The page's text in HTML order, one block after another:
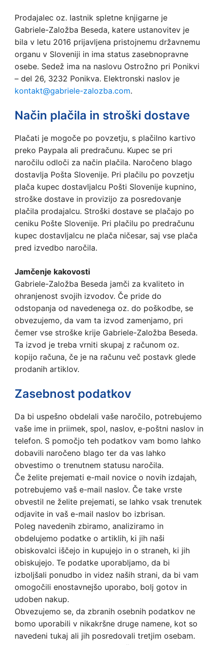
Prodajalec oz. lastnik spletne knjigarne je
Gabriele-Založba Beseda, katere ustanovitev je
bila v letu 2016 prijavljena pristojnemu državnemu
organu v Sloveniji in ima status zasebnopravne
osebe. Sedež ima na naslovu Ostrožno pri Ponikvi
– del 26, 3232 Ponikva. Elektronski naslov je
kontakt@gabriele-zalozba.com.
Način plačila in stroški dostave
Plačati je mogoče po povzetju, s plačilno kartivo
preko Paypala ali predračunu. Kupec se pri
naročilu odloči za način plačila. Naročeno blago
dostavlja Pošta Slovenije. Pri plačilu po povzetju
plača kupec dostavljalcu Pošti Slovenije kupnino,
stroške dostave in provizijo za posredovanje
plačila prodajalcu. Stroški dostave se plačajo po
ceniku Pošte Slovenije. Pri plačilu po predračunu
kupec dostavljalcu ne plača ničesar, saj vse plača
pred izvedbo naročila.
Jamčenje kakovosti
Gabriele-Založba Beseda jamči za kvaliteto in
ohranjenost svojih izvodov. Če pride do
odstopanja od navedenega oz. do poškodbe, se
obvezujemo, da vam ta izvod zamenjamo, pri
čemer vse stroške krije Gabriele-Založba Beseda.
Ta izvod je treba vrniti skupaj z računom oz.
kopijo računa, če je na računu več postavk glede
prodanih artiklov.
Zasebnost podatkov
Da bi uspešno obdelali vaše naročilo, potrebujemo
vaše ime in priimek, spol, naslov, e-poštni naslov in
telefon. S pomočjo teh podatkov vam bomo lahko
dobavili naročeno blago ter da vas lahko
obvestimo o trenutnem statusu naročila.
Če želite prejemati e-mail novice o novih izdajah,
potrebujemo vaš e-mail naslov. Če take vrste
obvestil ne želite prejemati, se lahko vsak trenutek
odjavite in vaš e-mail naslov bo izbrisan.
Poleg navedenih zbiramo, analiziramo in
obdelujemo podatke o artiklih, ki jih naši
obiskovalci iščejo in kupujejo in o straneh, ki jih
obiskujejo. Te podatke uporabljamo, da bi
izboljšali ponudbo in videz naših strani, da bi vam
omogočili enostavnejšo uporabo, bolj gotov in
udoben nakup.
Obvezujemo se, da zbranih osebnih podatkov ne
bomo uporabili v nikakršne druge namene, kot so
navedeni tukaj ali jih posredovali tretjim osebam.